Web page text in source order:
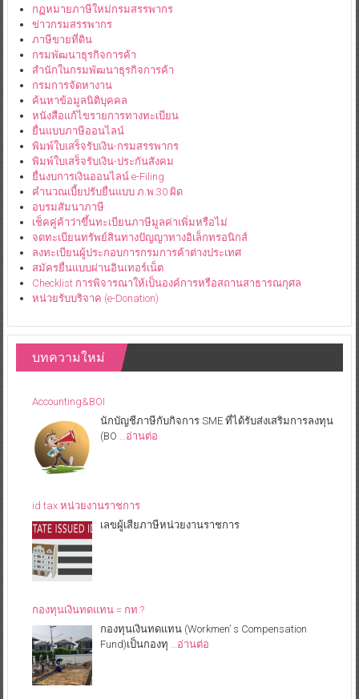
กฏหมายภาษีใหม่กรมสรรพากร
ข่าวกรมสรรพากร
ภาษีขายที่ดิน
กรมพัฒนาธุรกิจการค้า
สำนักในกรมพัฒนาธุรกิจการค้า
กรมการจัดหางาน
ค้นหาข้อมูลนิติบุคคล
หนังสือแก้ไขรายการทางทะเบียน
ยื่นแบบภาษีออนไลน์
พิมพ์ใบเสร็จรับเงิน-กรมสรรพากร
พิมพ์ใบเสร็จรับเงิน-ประกันสังคม
ยื่นงบการเงินออนไลน์ e-Filing
คำนวณเบี้ยปรับยื่นแบบ ภ.พ.30 ผิด
อบรมสัมนาภาษี
เช็คคู่ค้าว่าขึ้นทะเบียนภาษีมูลค่าเพิ่มหรือไม่
จดทะเบียนทรัพย์สินทางปัญญาทางอิเล็กทรอนิกส์
ลงทะเบียนผู้ประกอบการกรมการค้าต่างประเทศ
สมัครยื่นแบบผ่านอินเทอร์เน็ต
Checklist การพิจารณาให้เป็นองค์การหรือสถานสาธารณกุศล
หน่วยรับบริจาค (e-Donation)
บทความใหม่
Accounting&BOI
นักบัญชีภาษีกับกิจการ SME ที่ได้รับส่งเสริมการลงทุน
(BO …อ่านต่อ
id tax หน่วยงานราชการ
เลขผู้เสียภาษีหน่วยงานราชการ
กองทุนเงินทดแทน = กท.?
กองทุนเงินทดแทน (Workmen’ s Compensation
Fund)เป็นกองทุ …อ่านต่อ